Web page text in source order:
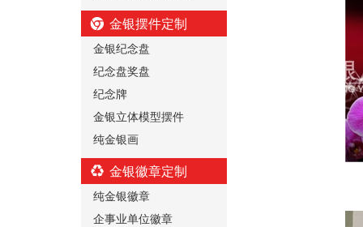
金银摆件定制
金银纪念盘
纪念盘奖盘
纪念牌
金银立体模型摆件
纯金银画
金银徽章定制
纯金银徽章
企事业单位徽章